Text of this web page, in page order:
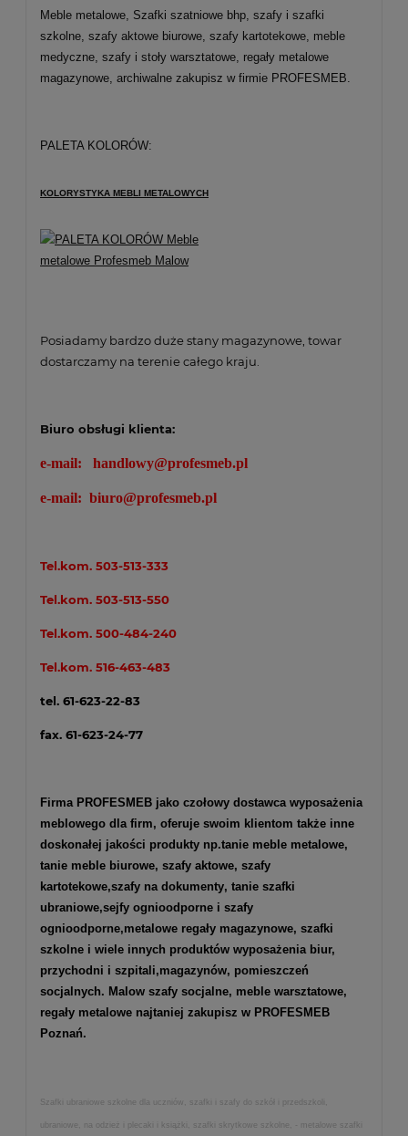
Meble metalowe, Szafki szatniowe bhp, szafy i szafki
szkolne, szafy aktowe biurowe, szafy kartotekowe, meble
medyczne, szafy i stoły warsztatowe, regały metalowe
magazynowe, archiwalne zakupisz w firmie PROFESMEB.
PALETA KOLORÓW:
KOLORYSTYKA MEBLI METALOWYCH
Posiadamy bardzo duże stany magazynowe, towar
dostarczamy na terenie całego kraju.
Biuro obsługi klienta:
e-mail: handlowy@profesmeb.pl
e-mail: biuro@profesmeb.pl
Tel.kom. 503-513-333
Tel.kom. 503-513-550
Tel.kom. 500-484-240
Tel.kom. 516-463-483
tel. 61-623-22-83
fax. 61-623-24-77
Firma PROFESMEB jako czołowy dostawca wyposażenia
meblowego dla firm, oferuje swoim klientom także inne
doskonałej jakości produkty np.tanie meble metalowe,
tanie meble biurowe, szafy aktowe, szafy
kartotekowe,szafy na dokumenty, tanie szafki
ubraniowe,sejfy ognioodporne i szafy
ognioodporne,metalowe regały magazynowe, szafki
szkolne i wiele innych produktów wyposażenia biur,
przychodni i szpitali,magazynów, pomieszczeń
socjalnych. Malow szafy socjalne, meble warsztatowe,
regały metalowe najtaniej zakupisz w PROFESMEB
Poznań.
Szafki ubraniowe szkolne dla uczniów, szafki i szafy do szkół i przedszkoli,
ubraniowe, na odzież i plecaki i książki, szafki skrytkowe szkolne, - metalowe szafki